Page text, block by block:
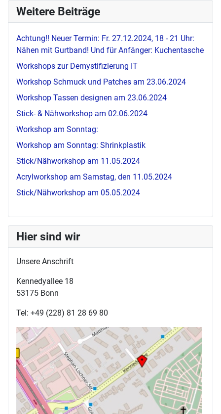
Weitere Beiträge
Achtung!! Neuer Termin: Fr. 27.12.2024, 18 - 21 Uhr:
Nähen mit Gurtband! Und für Anfänger: Kuchentasche
Workshops zur Demystifizierung IT
Workshop Schmuck und Patches am 23.06.2024
Workshop Tassen designen am 23.06.2024
Stick- & Nähworkshop am 02.06.2024
Workshop am Sonntag:
Workshop am Sonntag: Shrinkplastik
Stick/Nähworkshop am 11.05.2024
Acrylworkshop am Samstag, den 11.05.2024
Stick/Nähworkshop am 05.05.2024
Hier sind wir
Unsere Anschrift
Kennedyallee 18
53175 Bonn
Tel: +49 (228) 81 28 69 80